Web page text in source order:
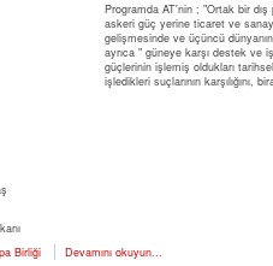
Programda AT'nin ; "Ortak bir
askeri güç yerine ticaret ve
gelişmesinde ve üçüncü
ayrıca " güneye karşı destek ve
güçlerinin işlemiş oldukları
işledikleri suçlarının karşılığını,
Birliği Devamını okuyun...